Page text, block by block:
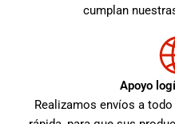
cumplan
Apoyo
Realizamos envíos a